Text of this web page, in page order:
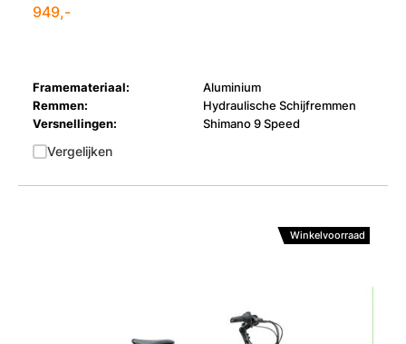
949,-
Framemateriaal:
Aluminium
Remmen:
Hydraulische Schijfremmen
Versnellingen:
Shimano 9 Speed
Vergelijken
Winkelvoorraad